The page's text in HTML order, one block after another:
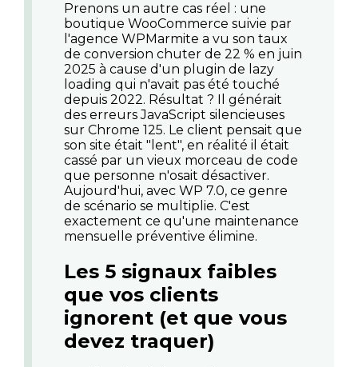
Prenons un autre cas réel : une
boutique WooCommerce suivie par
l'agence WPMarmite a vu son taux
de conversion chuter de 22 % en juin
2025 à cause d'un plugin de lazy
loading qui n'avait pas été touché
depuis 2022. Résultat ? Il générait
des erreurs JavaScript silencieuses
sur Chrome 125. Le client pensait que
son site était "lent", en réalité il était
cassé par un vieux morceau de code
que personne n'osait désactiver.
Aujourd'hui, avec WP 7.0, ce genre
de scénario se multiplie. C'est
exactement ce qu'une maintenance
mensuelle préventive élimine.
Les 5 signaux faibles
que vos clients
ignorent (et que vous
devez traquer)